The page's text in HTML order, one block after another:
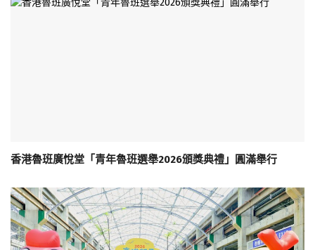
香港魯班廣悅堂「青年魯班選舉2026頒獎典禮」圓滿舉行